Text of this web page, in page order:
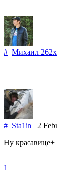
# Михаил
+
# Sta1in 2
Ну красавице+
1